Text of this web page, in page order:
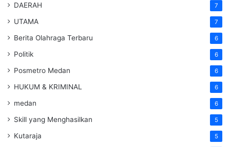
DAERAH 7
UTAMA 7
Berita Olahraga Terbaru 6
Politik 6
Posmetro Medan 6
HUKUM & KRIMINAL 6
medan 6
Skill yang Menghasilkan 5
Kutaraja 5